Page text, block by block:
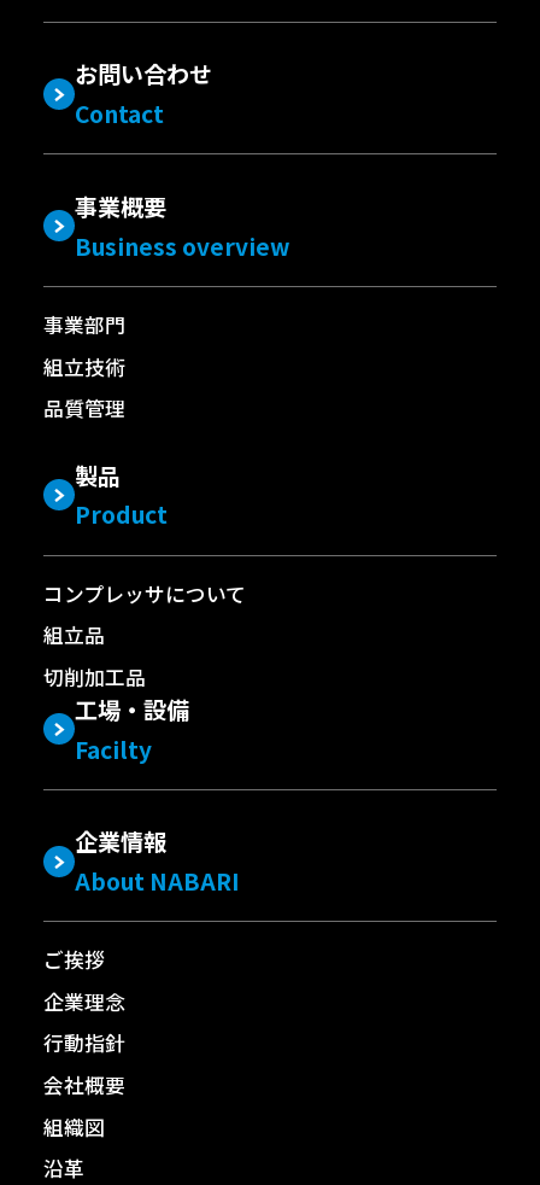
お問い合わせ
Contact
事業概要
Business overview
事業部門
組立技術
品質管理
製品
Product
コンプレッサについて
組立品
切削加工品
工場・設備
Facilty
企業情報
About NABARI
ご挨拶
企業理念
行動指針
会社概要
組織図
沿革